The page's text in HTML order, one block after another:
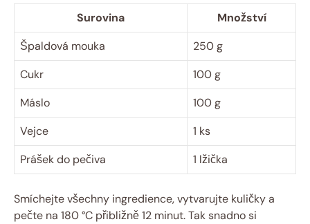
Surovina
Množství
Špaldová mouka
250 g
Cukr
100 ‍g
Máslo
100 g
Vejce
1 ‍ks
Prášek do pečiva
1 ⁤lžička
Smíchejte ⁢všechny ingredience,⁢ vytvarujte ⁣kuličky ⁣a
pečte na 180‍ °C přibližně ‍12 minut. Tak snadno ⁢si